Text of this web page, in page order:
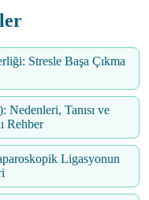
Stresle Başa Çıkma
Tanısı ve
Rehber
Ligasyonun